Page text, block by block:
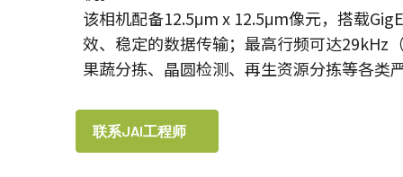
该相机配备12.5μm x 12.5μm像元，搭载
效、稳定的数据传输；最高行频可达29kHz
果蔬分拣、晶圆检测、再生资源分拣等各类
联系JAI工程师